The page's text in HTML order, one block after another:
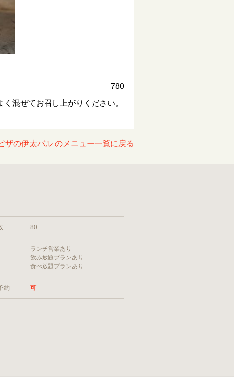
780
混ぜてお召し上がりください。
ザの伊太バル のメニュー一覧に戻る
80
ランチ営業あり
飲み放題プランあり
食べ放題プランあり
約 可